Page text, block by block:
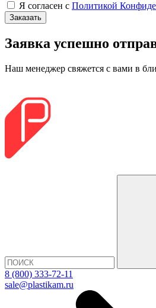
Я согласен с Политикой
Заказать
Заявка успешно
Наш менеджер свяжется с вами в
8 (800) 333-72-11
sale@plastikam.ru